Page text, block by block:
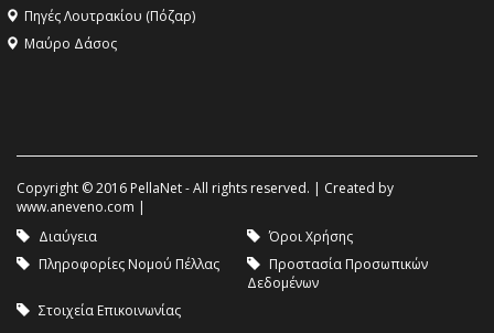
Πηγές Λουτρακίου (Πόζαρ)
Μαύρο Δάσος
Copyright © 2016 PellaNet - All rights reserved. | Created by
www.aneveno.com |
Διαύγεια
Όροι Χρήσης
Πληροφορίες Νομού Πέλλας
Προστασία Προσωπικών
Δεδομένων
Στοιχεία Επικοινωνίας